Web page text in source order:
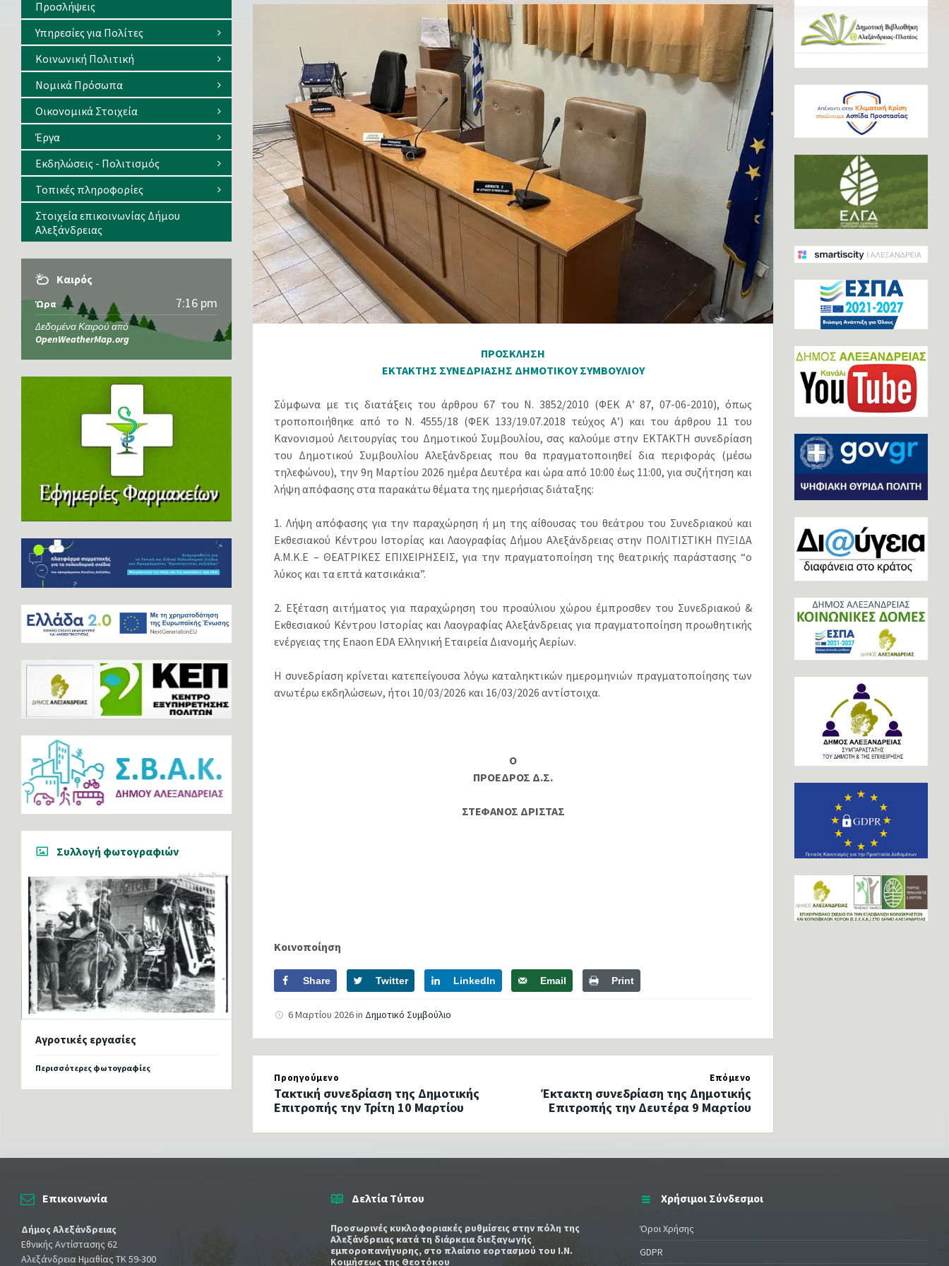
ΠΡΟΣΚΛΗΣΗ
ΕΚΤΑΚΤΗΣ ΣΥΝΕΔΡΙΑΣΗΣ ΔΗΜΟΤΙΚΟΥ ΣΥΜΒΟΥΛΙΟΥ
Σύμφωνα με τις διατάξεις του άρθρου 67 του Ν. 3852/2010 (ΦΕΚ Α’ 87, 07-06-2010), όπως
τροποποιήθηκε από το N. 4555/18 (ΦΕΚ 133/19.07.2018 τεύχος Α’) και του άρθρου 11 του
Κανονισμού Λειτουργίας του Δημοτικού Συμβουλίου, σας καλούμε στην ΕΚΤΑΚΤΗ συνεδρίαση
του Δημοτικού Συμβουλίου Αλεξάνδρειας που θα πραγματοποιηθεί δια περιφοράς (μέσω
τηλεφώνου), την 9η Μαρτίου 2026 ημέρα Δευτέρα και ώρα από 10:00 έως 11:00, για συζήτηση και
λήψη απόφασης στα παρακάτω θέματα της ημερήσιας διάταξης:
1. Λήψη απόφασης για την παραχώρηση ή μη της αίθουσας του θεάτρου του Συνεδριακού και
Εκθεσιακού Κέντρου Ιστορίας και Λαογραφίας Δήμου Αλεξάνδρειας στην ΠΟΛΙΤΙΣΤΙΚΗ ΠΥΞΙΔΑ
Α.Μ.Κ.Ε – ΘΕΑΤΡΙΚΕΣ ΕΠΙΧΕΙΡΗΣΕΙΣ, για την πραγματοποίηση της θεατρικής παράστασης “ο
λύκος και τα επτά κατσικάκια”.
2. Εξέταση αιτήματος για παραχώρηση του προαύλιου χώρου έμπροσθεν του Συνεδριακού &
Εκθεσιακού Κέντρου Ιστορίας και Λαογραφίας Αλεξάνδρειας για πραγματοποίηση προωθητικής
ενέργειας της Enaon EDA Ελληνική Εταιρεία Διανομής Αερίων.
Η συνεδρίαση κρίνεται κατεπείγουσα λόγω καταληκτικών ημερομηνιών πραγματοποίησης των
ανωτέρω εκδηλώσεων, ήτοι 10/03/2026 και 16/03/2026 αντίστοιχα.
Ο
ΠΡΟΕΔΡΟΣ Δ.Σ.
ΣΤΕΦΑΝΟΣ ΔΡΙΣΤΑΣ
Κοινοποίηση
Share Twitter LinkedIn Email Print
6 Μαρτίου 2026in Δημοτικό Συμβούλιο
Προηγούμενο
Τακτική συνεδρίαση της Δημοτικής
Επιτροπής την Τρίτη 10 Μαρτίου
Επόμενο
Έκτακτη συνεδρίαση της Δημοτικής
Επιτροπής την Δευτέρα 9 Μαρτίου
Προσλήψεις
Υπηρεσίες για Πολίτες
Κοινωνική Πολιτική
Νομικά Πρόσωπα
Οικονομικά Στοιχεία
Έργα
Εκδηλώσεις - Πολιτισμός
Τοπικές πληροφορίες
Στοιχεία επικοινωνίας Δήμου
Αλεξάνδρειας
Καιρός
Ώρα 7:16 pm
Δεδομένα Καιρού από
OpenWeatherMap.org
Συλλογή φωτογραφιών
Αγροτικές εργασίες
Περισσότερες φωτογραφίες
Επικοινωνία
Δήμος Αλεξάνδρειας
Εθνικής Αντίστασης 62
Αλεξάνδρεια Ημαθίας ΤΚ 59-300
Δελτία Τύπου
Προσωρινές κυκλοφοριακές ρυθμίσεις στην πόλη της
Αλεξάνδρειας κατά τη διάρκεια διεξαγωγής
εμποροπανήγυρης, στο πλαίσιο εορτασμού του Ι.Ν.
Κοιμήσεως της Θεοτόκου
Χρήσιμοι Σύνδεσμοι
Όροι Χρήσης
GDPR